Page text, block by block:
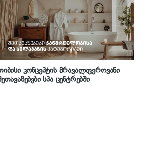
კონცეპტის მრავალფეროვანი
სპა ცენტრებში